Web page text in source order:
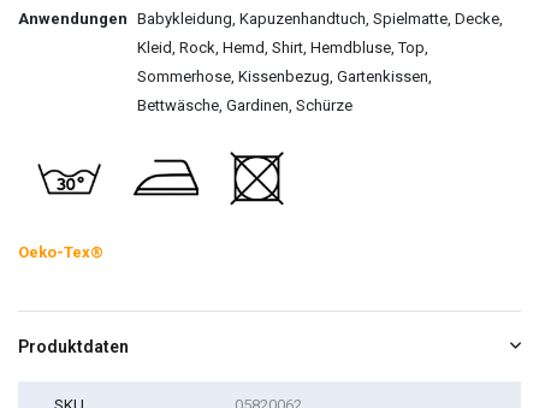
Anwendungen Babykleidung, Kapuzenhandtuch, Spielmatte, Decke,
Kleid, Rock, Hemd, Shirt, Hemdbluse, Top,
Sommerhose, Kissenbezug, Gartenkissen,
Bettwäsche, Gardinen, Schürze
Oeko-Tex®
Produktdaten